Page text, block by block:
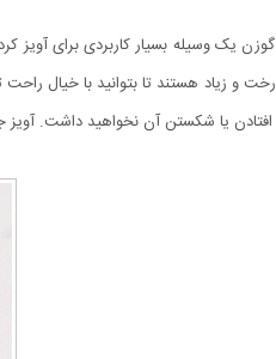
یک وسیله بسیار کاربردی برای آویز
و زیاد هستند تا بتوانید با خیال
افتادن یا شکستن آن نخواهید داشت.